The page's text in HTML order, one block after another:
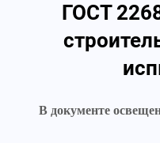
ГОСТ
В документе